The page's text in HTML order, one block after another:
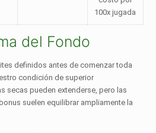
100x jugada
del Fondo
definidos antes de comenzar toda
condición de superior
secas pueden extenderse, pero las
suelen equilibrar ampliamente la